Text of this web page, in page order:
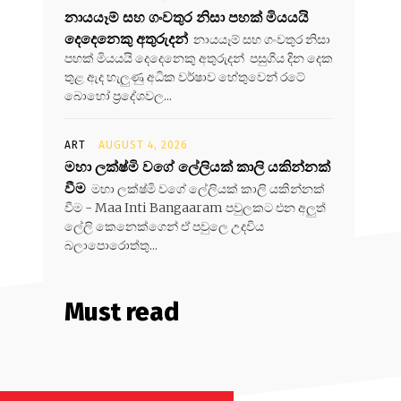
නායයෑම් සහ ගංවතුර නිසා පහක් මියයයි
දෙදෙනෙකු අතුරුදන් නායයෑම් සහ ගංවතුර නිසා
පහක් මියයයි දෙදෙනෙකු අතුරුදන් පසුගිය දින දෙක
තුළ ඇද හැලුණු අධික වර්ෂාව හේතුවෙන් රටේ
බොහෝ ප්‍රදේශවල...
ART AUGUST 4, 2026
මහා ලක්ෂ්මි වගේ ලේලියක් කාලි යකින්නක්
වීම මහා ලක්ෂ්මි වගේ ලේලියක් කාලි යකින්නක්
වීම - Maa Inti Bangaaram පවුලකට එන අලුත්
ලේලි කෙනෙක්ගෙන් ඒ පවුලෙ උදවිය
බලාපොරොත්තු...
Must read